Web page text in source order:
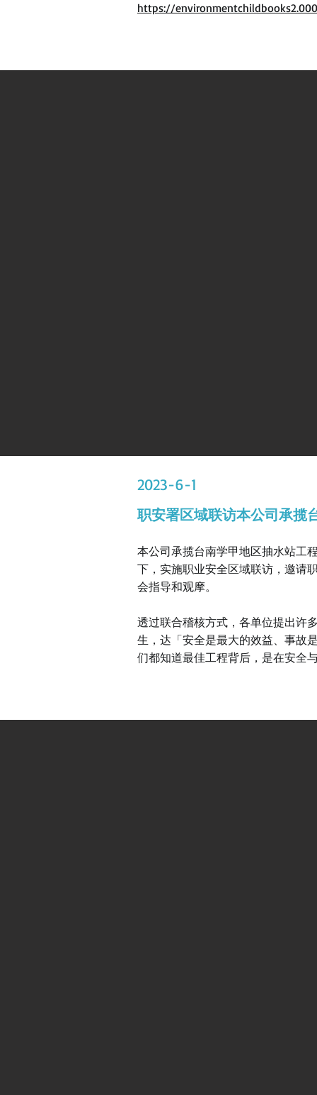
https://
2023-6-1
职安署区域联访本公司承揽
本公司承揽台南学甲地区抽水站工
下，实施职业安全区域联访，邀请
会指导和观摩。
透过联合稽核方式，各单位提出许
生，达「安全是最大的效益、事故
们都知道最佳工程背后，是在安全